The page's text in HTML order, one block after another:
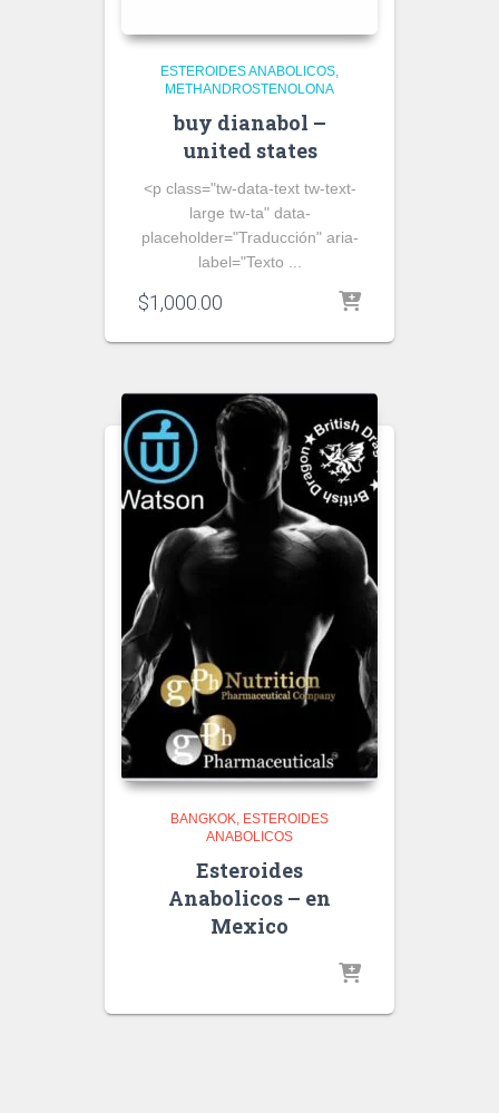
ESTEROIDES ANABOLICOS
METHANDROSTENOLONA
buy dianabol –
united states
<p class="tw-data-text tw-text-
large tw-ta" data-
placeholder="Traducción" aria-
label="Texto ...
$1,000.00
BANGKOK ESTEROIDES
ANABOLICOS
Esteroides
Anabolicos – en
Mexico